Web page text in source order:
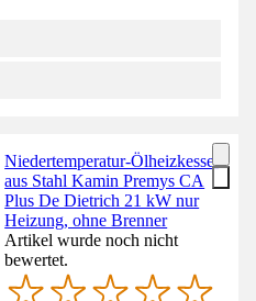
Niedertemperatur-Ölheizkessel
aus Stahl Kamin Premys CA
Plus De Dietrich 21 kW nur
Heizung, ohne Brenner
Artikel wurde noch nicht
bewertet.